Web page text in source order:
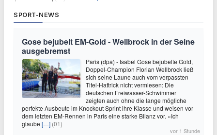
SPORT-NEWS
Gose bejubelt EM-Gold - Wellbrock in der Seine
ausgebremst
Paris (dpa) - Isabel Gose bejubelte Gold,
Doppel-Champion Florian Wellbrock ließ
sich seine Laune auch vom verpassten
Titel-Hattrick nicht vermiesen: Die
deutschen Freiwasser-Schwimmer
zeigten auch ohne die lange mögliche
perfekte Ausbeute im Knockout Sprint ihre Klasse und weisen vor
dem letzten EM-Rennen in Paris eine starke Bilanz vor. «Ich
glaube […] (01)
vor 1 Stunde